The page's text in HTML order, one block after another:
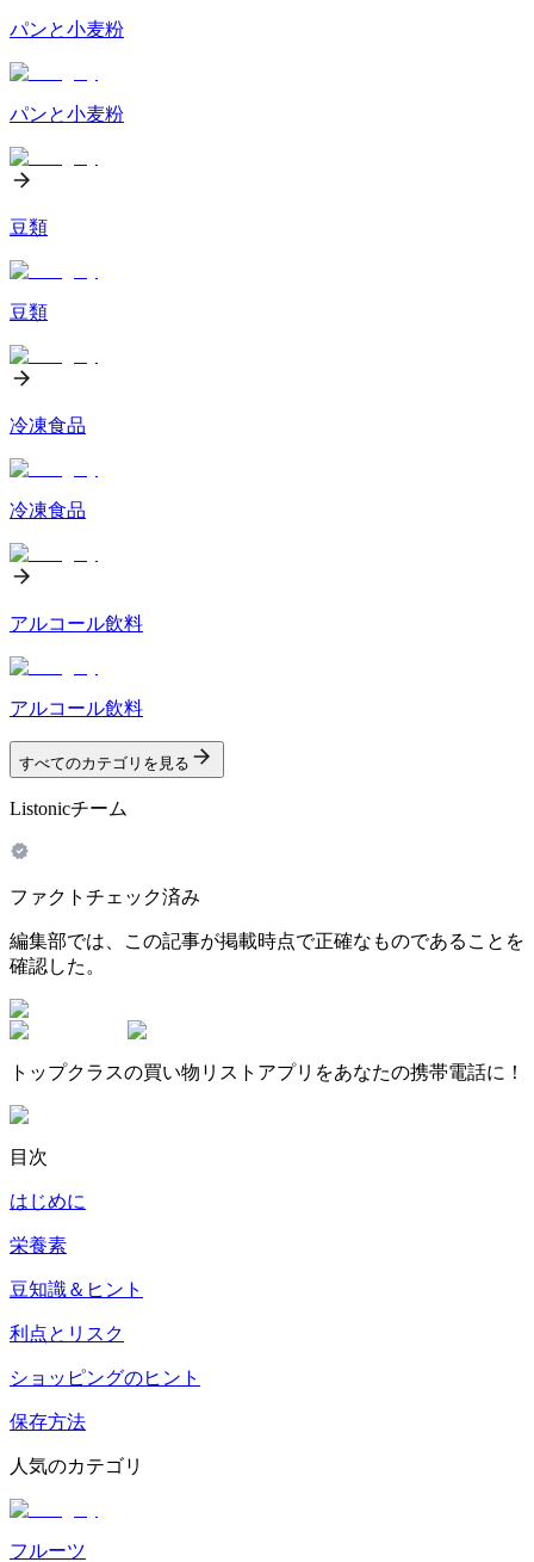
パンと小麦粉
パンと小麦粉
豆類
豆類
冷凍食品
冷凍食品
アルコール飲料
アルコール飲料
すべてのカテゴリを見る
Listonicチーム
ファクトチェック済み
編集部では、この記事が掲載時点で正確なものであることを
確認した。
トップクラスの買い物リストアプリをあなたの携帯電話に！
目次
はじめに
栄養素
豆知識＆ヒント
利点とリスク
ショッピングのヒント
保存方法
人気のカテゴリ
フルーツ